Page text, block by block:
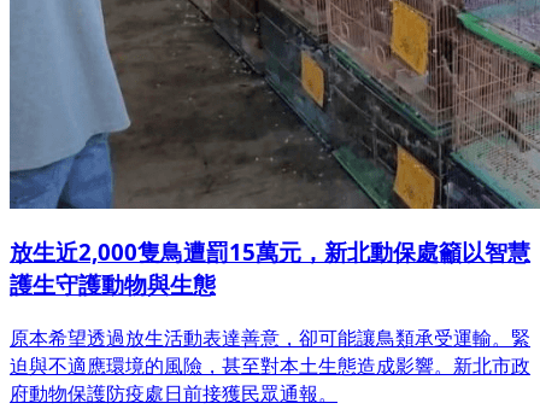
放生近2,000隻鳥遭罰15萬元，新北動保處籲以智慧
護生守護動物與生態
原本希望透過放生活動表達善意，卻可能讓鳥類承受運輸。緊
迫與不適應環境的風險，甚至對本土生態造成影響。新北市政
府動物保護防疫處日前接獲民眾通報。